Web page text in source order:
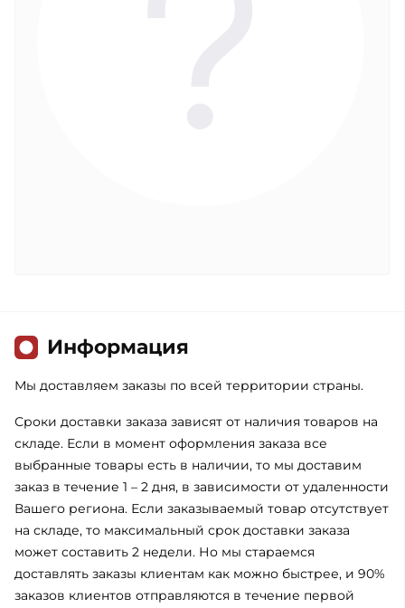
Информация
Мы доставляем заказы по всей территории страны.
Сроки доставки заказа зависят от наличия товаров на
складе. Если в момент оформления заказа все
выбранные товары есть в наличии, то мы доставим
заказ в течение 1 – 2 дня, в зависимости от удаленности
Вашего региона. Если заказываемый товар отсутствует
на складе, то максимальный срок доставки заказа
может составить 2 недели. Но мы стараемся
доставлять заказы клиентам как можно быстрее, и 90%
заказов клиентов отправляются в течение первой